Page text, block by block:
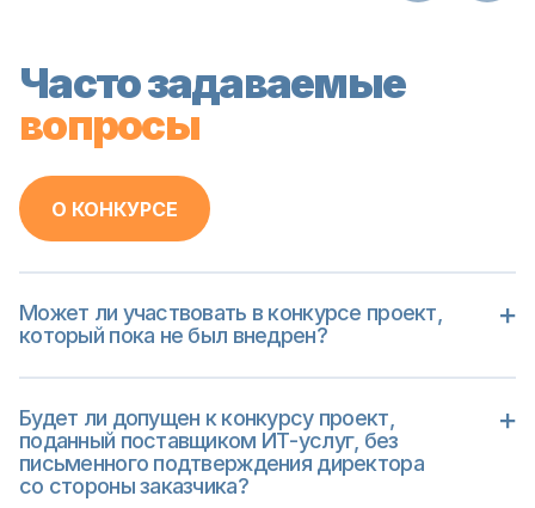
Часто задаваемые
вопросы
О КОНКУРСЕ
Может ли участвовать в конкурсе проект,
который пока не был внедрен?
Будет ли допущен к конкурсу проект,
поданный поставщиком ИТ-услуг, без
письменного подтверждения директора
со стороны заказчика?